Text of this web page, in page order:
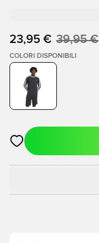
23,95 € 39,95 €
COLORI DISPONIBILI
Apre una finestra